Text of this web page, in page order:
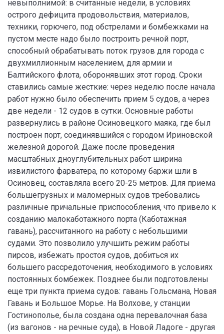
невыполнимой: в считанные недели, в условиях
острого дефицита продовольствия, материалов,
техники, горючего, под обстрелами и бомбежками на
пустом месте надо было построить речной порт,
способный обрабатывать поток грузов для города с
двухмиллионным населением, для армии и
Балтийского флота, оборонявших этот город. Сроки
ставились самые жесткие: через неделю после начала
работ нужно было обеспечить прием 5 судов, а через
две недели - 12 судов в сутки. Основные работы
развернулись в районе Осиновецкого маяка, где был
построен порт, соединявшийся с городом Ириновской
железной дорогой. Даже после проведения
масштабных дноуглубительных работ ширина
извилистого фарватера, по которому баржи шли в
Осиновец, составляла всего 20-25 метров. Для приема
большегрузных и маломерных судов требовались
различные причальные приспособления, что привело к
созданию малокаботажного порта (Каботажная
гавань), рассчитанного на работу с небольшими
судами. Это позволило улучшить режим работы
пирсов, избежать простоя судов, добиться их
большего рассредоточения, необходимого в условиях
постоянных бомбежек. Позднее были подготовлены
еще три пункта приема судов: гавань Гольсмана, Новая
Гавань и Большое Морье. На Волхове, у станции
Гостинополье, была создана одна перевалочная база
(из вагонов - на речные суда), в Новой Ладоге - другая